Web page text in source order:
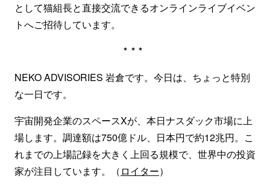
として猫組長と直接交流できるオンラインライブイベン
トへご招待しています。
***
NEKO ADVISORIES 岩倉です。今日は、ちょっと特別
な一日です。
宇宙開発企業のスペースXが、本日ナスダック市場に上
場します。調達額は750億ドル、日本円で約12兆円。こ
れまでの上場記録を大きく上回る規模で、世界中の投資
家が注目しています。（ ロイター）